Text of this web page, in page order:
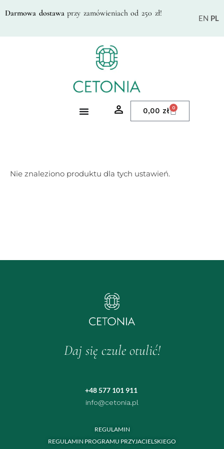
Darmowa dostawaprzy zamówieniach od 250 zł! EN PL
0,00 zł 0
Nie znaleziono produktu dla tych ustawień.
Daj się czule otulić!
+48 577 101 911
info@cetonia.pl
REGULAMIN
REGULAMIN PROGRAMU PRZYJACIELSKIEGO